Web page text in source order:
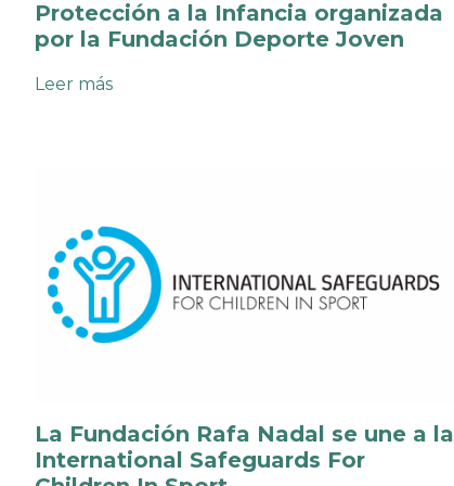
Protección a la Infancia organizada
por la Fundación Deporte Joven
Leer más:
Palma
acoge
la
Jornada
Protección
por
la
Fundación
La Fundación Rafa Nadal se une a la
International Safeguards For